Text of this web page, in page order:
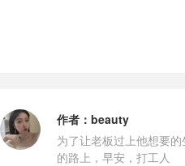
作者： beauty
为了让老板过上他想要
的路上，早安，打工人